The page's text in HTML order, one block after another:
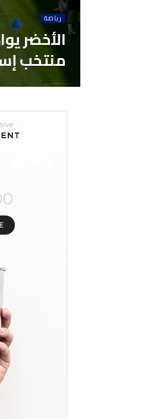
رياضة
الأخضر
منتخب